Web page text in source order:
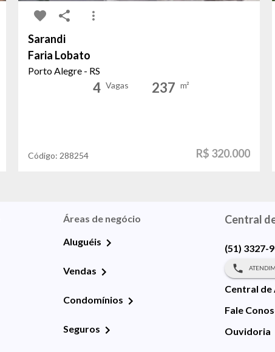
Sarandi
Faria Lobato
Porto Alegre - RS
4 Vagas 237 m²
Código: 288254 R$ 320.000
Áreas de negócio
Aluguéis
Vendas
Condomínios
Seguros
Central
(51) 3327-
Central de
Fale
Ouvidoria